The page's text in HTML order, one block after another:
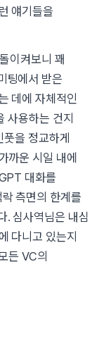
얘기들을
이켜보니 꽤
팅에서 받은
데에 자체적인
사용하는 건지
을 정교하게
까운 시일 내에
대화를
측면의 한계를
. 심사역님은 내심
다니고 있는지
든 VC의